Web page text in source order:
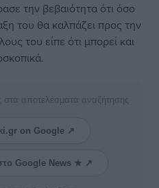
την βεβαιότητα ότι όσο
του θα καλπάζει προς την
του είπε ότι μπορεί και
στα αποτελέσματα αναζήτησης
on Google ↗
Google News ★ ↗